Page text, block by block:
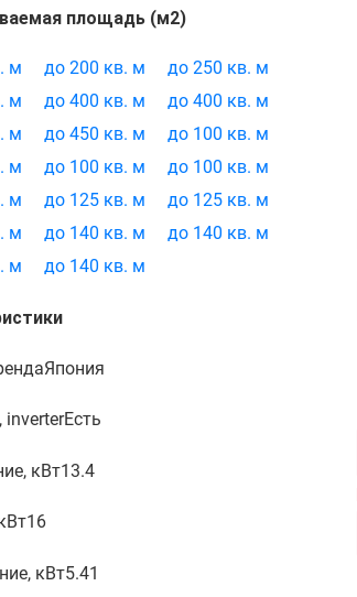
площадь (м2)
м до 200 кв. м
до 250 кв. м
м
до 400 кв. м
до 400 кв. м
м
до 450 кв. м
до 100 кв. м
м
до 100 кв. м
до 100 кв. м
м
до 125 кв. м
до 125 кв. м
м
до 140 кв. м
до 140 кв. м
м
до 140 кв. м
Япония
inverterЕсть
кВт13.4
16
кВт5.41